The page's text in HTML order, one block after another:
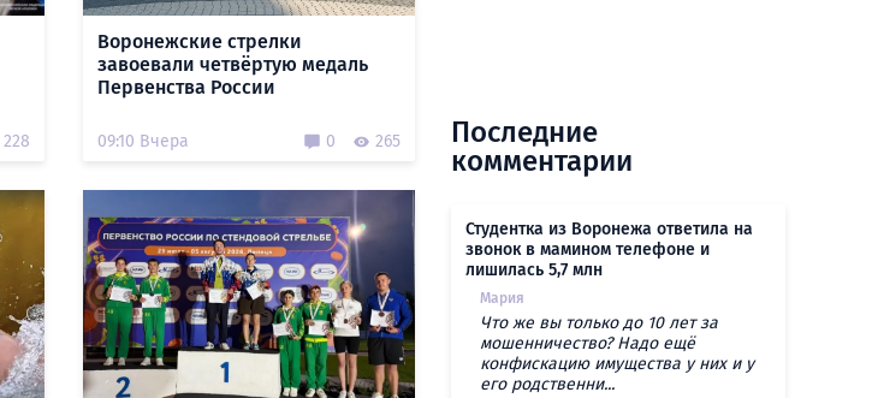
228
Воронежские стрелки
завоевали четвёртую медаль
Первенства России
09:10 Вчера 0 265
Последние
комментарии
Студентка из Воронежа ответила на
звонок в мамином телефоне и
лишилась 5,7 млн
Мария
Что же вы только до 10 лет за
мошенничество? Надо ещё
конфискацию имущества у них и у
его родственни...